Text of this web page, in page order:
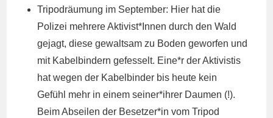
Tripodräumung im September: Hier hat die
Polizei mehrere Aktivist*Innen durch den Wald
gejagt, diese gewaltsam zu Boden geworfen und
mit Kabelbindern gefesselt. Eine*r der Aktivistis
hat wegen der Kabelbinder bis heute kein
Gefühl mehr in einem seiner*ihrer Daumen (!).
Beim Abseilen der Besetzer*in vom Tripod